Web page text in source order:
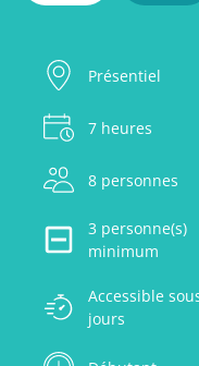
Présentiel
7 heures
8 personnes
3 personne(s)
minimum
Accessible
jours